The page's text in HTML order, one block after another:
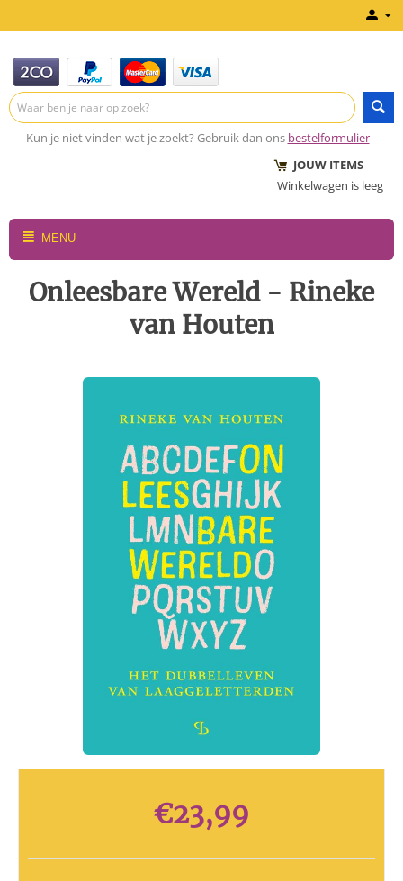
Kun je niet vinden wat je zoekt? Gebruik dan ons bestelformulier
JOUW ITEMS
Winkelwagen is leeg
MENU
Onleesbare Wereld - Rineke
van Houten
€23,99